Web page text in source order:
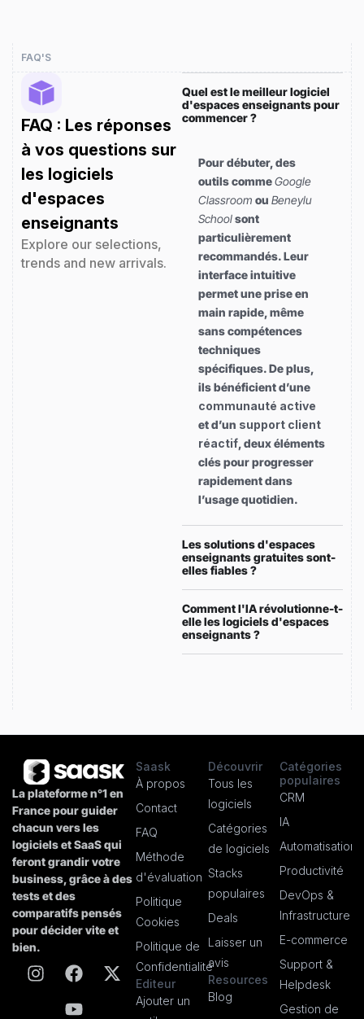
FAQ'S
FAQ : Les réponses
à vos questions sur
les logiciels
d'espaces
enseignants
Explore our selections,
trends and new arrivals.
Quel est le meilleur logiciel
d'espaces enseignants pour
commencer ?
Pour débuter, des
outils commeGoogle
Classroom ou Beneylu
Schoolsont
particulièrement
recommandés. Leur
interface intuitive
permet une prise en
main rapide, même
sans compétences
techniques
spécifiques. De plus,
ils bénéficient d’une
communauté active
et d’un support client
réactif, deux éléments
clés pour progresser
rapidement dans
l’usage quotidien.
Les solutions d'espaces
enseignants gratuites sont-
elles fiables ?
Comment l'IA révolutionne-t-
elle les logiciels d'espaces
enseignants ?
La plateforme n°1 en
France pour guider
chacun vers les
logiciels et SaaS qui
feront grandir votre
business, grâce à des
tests et des
comparatifs pensés
pour décider vite et
bien.
Saask
À propos
Contact
FAQ
Méthode
d'évaluation
Politique
Cookies
Politique de
Confidentialité
Editeur
Ajouter un
Découvrir
Tous les
logiciels
Catégories
de logiciels
Stacks
populaires
Deals
Laisser un
avis
Resources
Blog
Catégories
populaires
CRM
IA
Automatisation
Productivité
DevOps &
Infrastructure
E-commerce
Support &
Helpdesk
Gestion de